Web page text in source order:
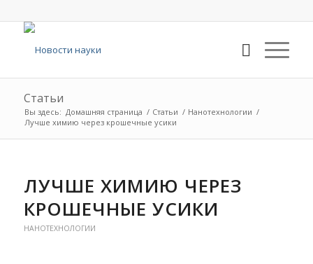
Статьи
Вы здесь: Домашняя страница / Статьи / Нанотехнологии /
Лучше химию через крошечные усики
ЛУЧШЕ ХИМИЮ ЧЕРЕЗ
КРОШЕЧНЫЕ УСИКИ
НАНОТЕХНОЛОГИИ